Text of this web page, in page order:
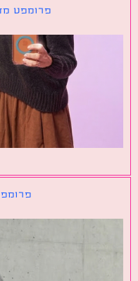
פרומפט מדגמנת
פרומפט שלי